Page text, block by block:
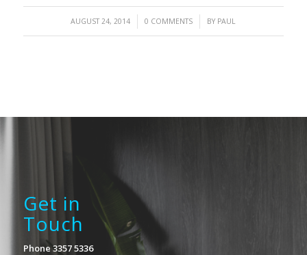
AUGUST 24, 2014
/ 0 COMMENTS
/ BY PAUL
Get in
Touch
Phone 3357 5336